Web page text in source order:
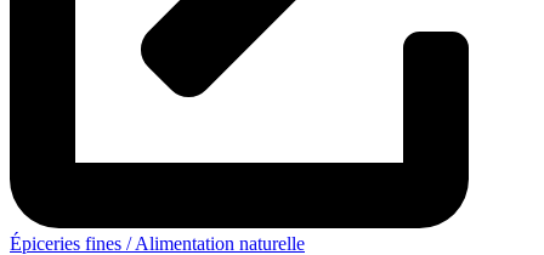
Épiceries fines / Alimentation naturelle